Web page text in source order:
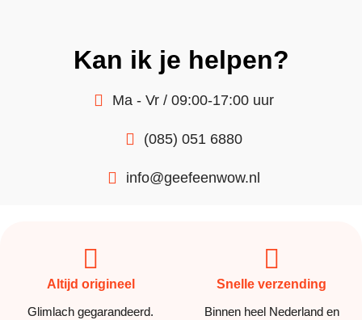
Kan ik je helpen?
Ma - Vr / 09:00-17:00 uur
(085) 051 6880
info@geefeenwow.nl
Altijd origineel
Glimlach gegarandeerd.
Snelle verzending
Binnen heel Nederland en